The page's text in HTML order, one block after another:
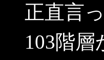
正直言
103階